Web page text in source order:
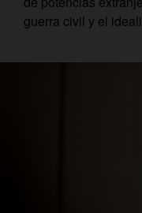
guerra civil y el